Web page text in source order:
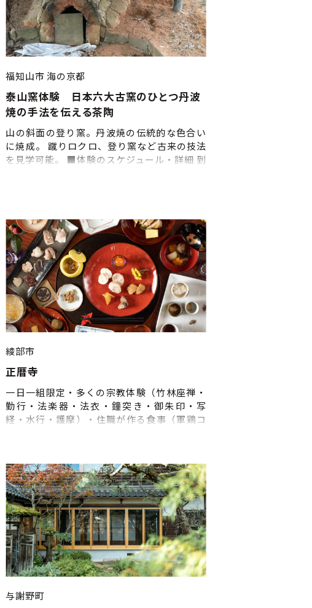
の調整をメール、もしくはお電話にて行う
場合があります。 ■体験のスケジュ
ール・詳細 ①集合 （集合前に必ずお手洗
いを済ませて、飲み物をご準備ください）
②ライフジャケット着用・船内注意事項伝
達 ③出航 ④釣りスポット到着後、釣り開始
散 ※上記の流れは目安です。当日の状況に
よって、 流れが変更になる場合があります
ので、あらかじめご了承ください。 ■申込
締切:5日前 ■当日の天気について 小雨でも
決行いたしますので、雨具等ご準備をお願
ール等に添付してお送りします。体験開始
時に記入のない場合は体験前に記入してい
ただくため体験時間がその分短くなります
ので、ご了承ください。
福知山市海の京都
泰山窯体験 日本六大古窯のひとつ丹波
焼の手法を伝える茶陶
山の斜面の登り窯。丹波焼の伝統的な色合い
に焼成。 蹴りロクロ、登り窯など古来の技法
を見学可能。 ■体験のスケジュール・詳細 到
い。 ■催行時期：通年（不定期） ■申込締
切：7日前
綾部市
正暦寺
一日一組限定・多くの宗教体験（竹林座禅・
勤行・法楽器・法衣・鐘突き・御朱印・写
経・水行・護摩）・住職が作る食事（軍鶏コ
与謝野町